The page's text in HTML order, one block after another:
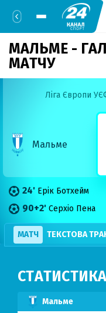
МАЛЬМЕ -
МАТЧУ
Ліга Європи
Мальме
24' Ерік Ботхейм
90+2' Серхіо Пена
МАТЧ ТЕКСТОВА
СТАТИСТИКА
Мальме